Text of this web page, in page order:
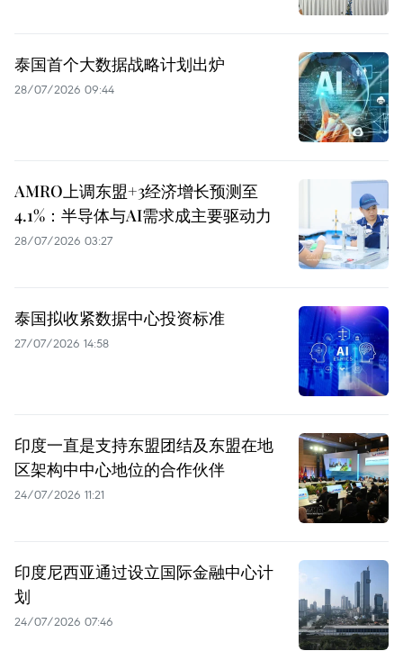
泰国首个大数据战略计划出炉
28/07/2026 09:44
AMRO上调东盟+3经济增长预测至
4.1%：半导体与AI需求成主要驱动力
28/07/2026 03:27
泰国拟收紧数据中心投资标准
27/07/2026 14:58
印度一直是支持东盟团结及东盟在地
区架构中中心地位的合作伙伴
24/07/2026 11:21
印度尼西亚通过设立国际金融中心计
划
24/07/2026 07:46